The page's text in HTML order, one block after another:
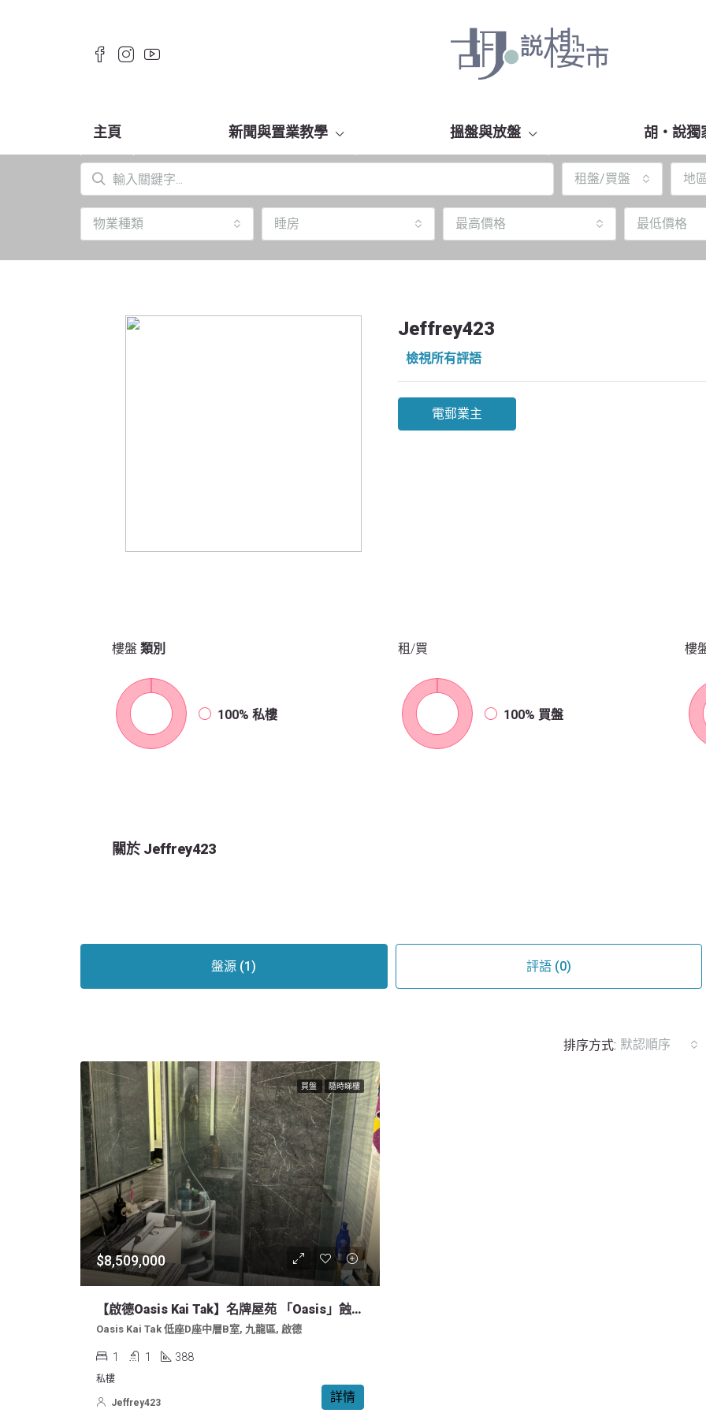
主頁 新聞與置業教學 搵盤與放盤 胡‧說獨
租盤/買盤 地
物業種類 睡房 最高價格 最低價格
Jeffrey423
檢視所有評語
電郵業主
樓盤 類別
100% 私樓
租/買
100% 買盤
樓
關於 Jeffrey423
盤源 (1) 評語 (0)
排序方式: 默認順序
買盤 隨時睇樓
$8,509,000
【啟德Oasis Kai Tak】名牌屋苑 「Oasis」蝕讓旬盤
Oasis Kai Tak 低座D座中層B室, 九龍區, 啟德
1 1 388
私樓
詳情
Jeffrey423